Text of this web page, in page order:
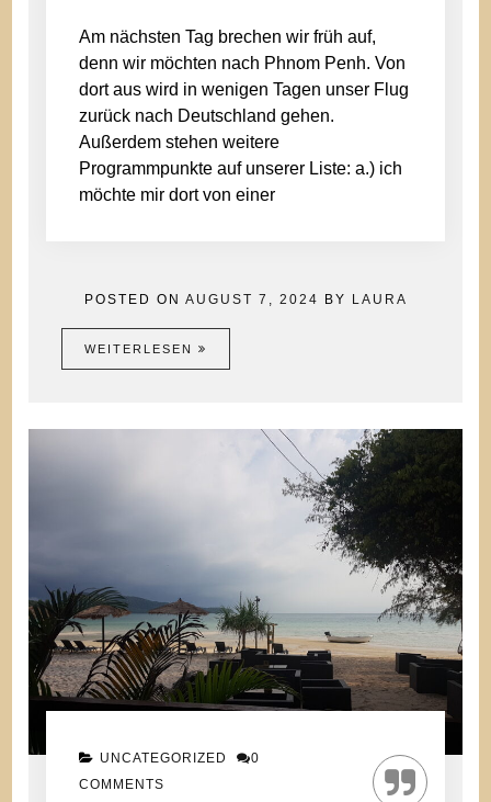
Am nächsten Tag brechen wir früh auf,
denn wir möchten nach Phnom Penh. Von
dort aus wird in wenigen Tagen unser Flug
zurück nach Deutschland gehen.
Außerdem stehen weitere
Programmpunkte auf unserer Liste: a.) ich
möchte mir dort von einer
POSTED ON AUGUST 7, 2024 BY LAURA
WEITERLESEN
UNCATEGORIZED
0
COMMENTS